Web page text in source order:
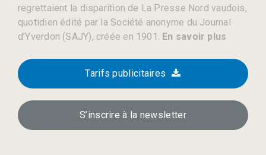
regrettaient la disparition de La Presse Nord vaudois,
quotidien édité par la Société anonyme du Journal
d’Yverdon (SAJY), créée en 1901. En savoir plus
Tarifs publicitaires
S’inscrire à la newsletter